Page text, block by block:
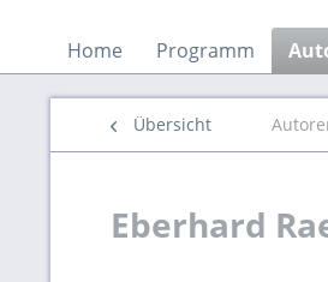
Home Programm
Übersicht
Eberhard